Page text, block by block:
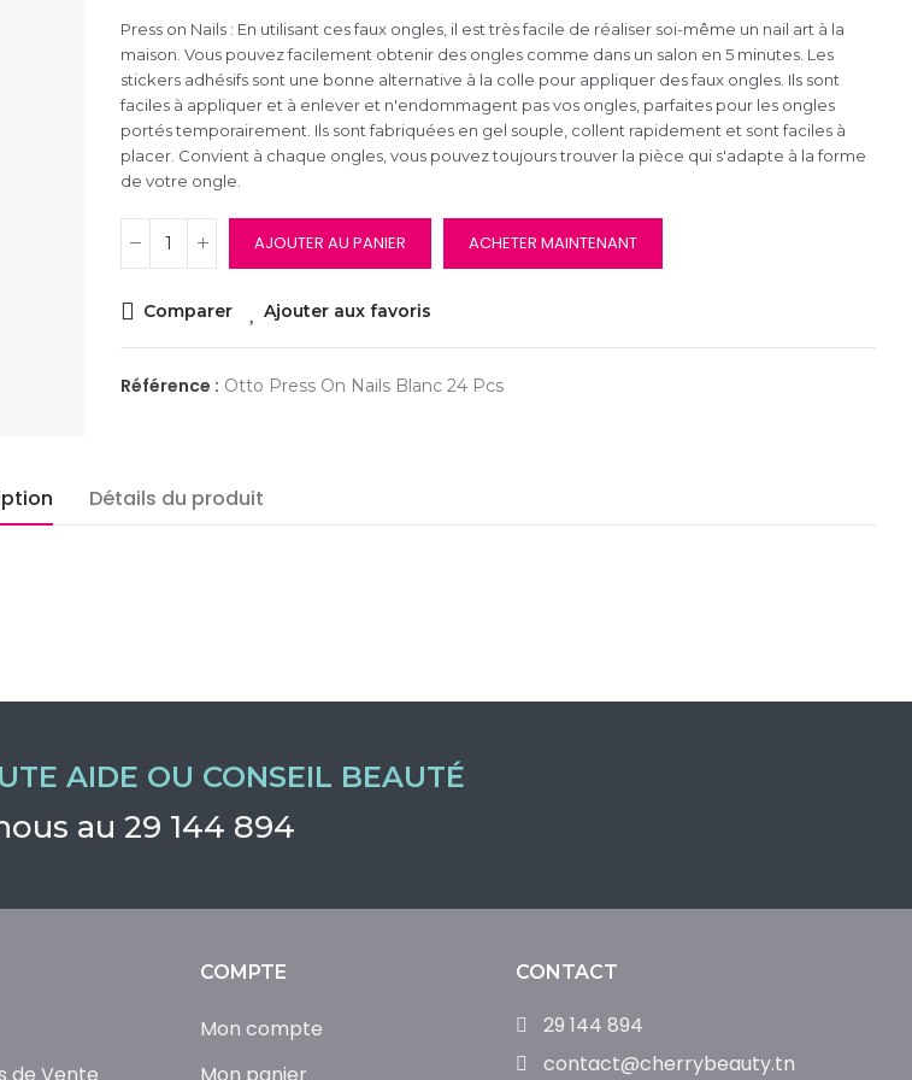
Press on Nails : En utilisant ces faux ongles, il est très facile de réaliser soi-même un nail art à la
maison. Vous pouvez facilement obtenir des ongles comme dans un salon en 5 minutes. Les
stickers adhésifs sont une bonne alternative à la colle pour appliquer des faux ongles. Ils sont
faciles à appliquer et à enlever et n'endommagent pas vos ongles, parfaites pour les ongles
portés temporairement. Ils sont fabriquées en gel souple, collent rapidement et sont faciles à
placer. Convient à chaque ongles, vous pouvez toujours trouver la pièce qui s'adapte à la forme
de votre ongle.
AJOUTER AU PANIER ACHETER MAINTENANT
Comparer Ajouter aux favoris
Référence : Otto Press On Nails Blanc 24 Pcs
Détails du produit
AIDE OU CONSEIL BEAUTÉ
au 29 144 894
COMPTE
Mon compte
CONTACT
29 144 894
contact@cherrybeauty.tn